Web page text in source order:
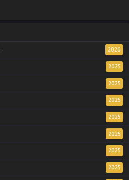
2026
2025
2025
2025
2025
2025
2025
2025